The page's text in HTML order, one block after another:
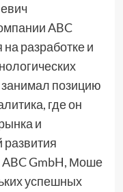
ABC
разработке и
позицию
где он
и
развития
ABC GmbH, Моше
успешных